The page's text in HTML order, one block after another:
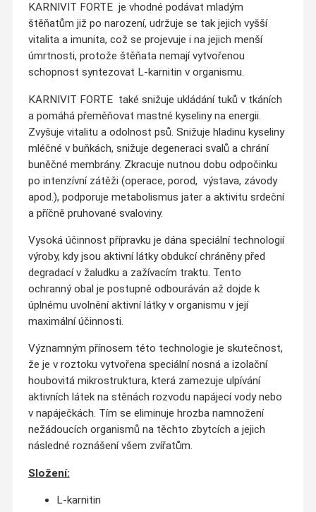
KARNIVIT FORTE je vhodné podávat mladým
štěňatům již po narození, udržuje se tak jejich vyšší
vitalita a imunita, což se projevuje i na jejich menší
úmrtnosti, protože štěňata nemají vytvořenou
schopnost syntezovat L-karnitin v organismu.
KARNIVIT FORTE také snižuje ukládání tuků v tkáních
a pomáhá přeměňovat mastné kyseliny na energii.
Zvyšuje vitalitu a odolnost psů. Snižuje hladinu kyseliny
mléčné v buňkách, snižuje degeneraci svalů a chrání
buněčné membrány. Zkracuje nutnou dobu odpočinku
po intenzívní zátěži (operace, porod, výstava, závody
apod.), podporuje metabolismus jater a aktivitu srdeční
a příčně pruhované svaloviny.
Vysoká účinnost přípravku je dána speciální technologií
výroby, kdy jsou aktivní látky obdukcí chráněny před
degradací v žaludku a zažívacím traktu. Tento
ochranný obal je postupně odbouráván až dojde k
úplnému uvolnění aktivní látky v organismu v její
maximální účinnosti.
Významným přínosem této technologie je skutečnost,
že je v roztoku vytvořena speciální nosná a izolační
houbovitá mikrostruktura, která zamezuje ulpívání
aktivních látek na stěnách rozvodu napájecí vody nebo
v napáječkách. Tím se eliminuje hrozba namnožení
nežádoucích organismů na těchto zbytcích a jejich
následné roznášení všem zvířatům.
Složení:
L-karnitin